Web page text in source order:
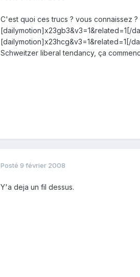
C'est quoi ces trucs ? vous connaissez ?
[dailymotion]x23gb3&v3=1&related=1[/
[dailymotion]x23hcg&v3=1&related=1[/
Schweitzer liberal tendancy, ça
Posté 9 février 2008
Y'a deja un fil dessus.